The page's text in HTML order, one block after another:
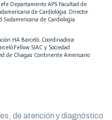
Departamento APS Facultad de
de Cardiologia. Director
Sudamericana de Cardiologia
HA Barceló. Coordinadora
SIAC y Sociedad
de Chagas Continente Americano
de atención y diagnóstico